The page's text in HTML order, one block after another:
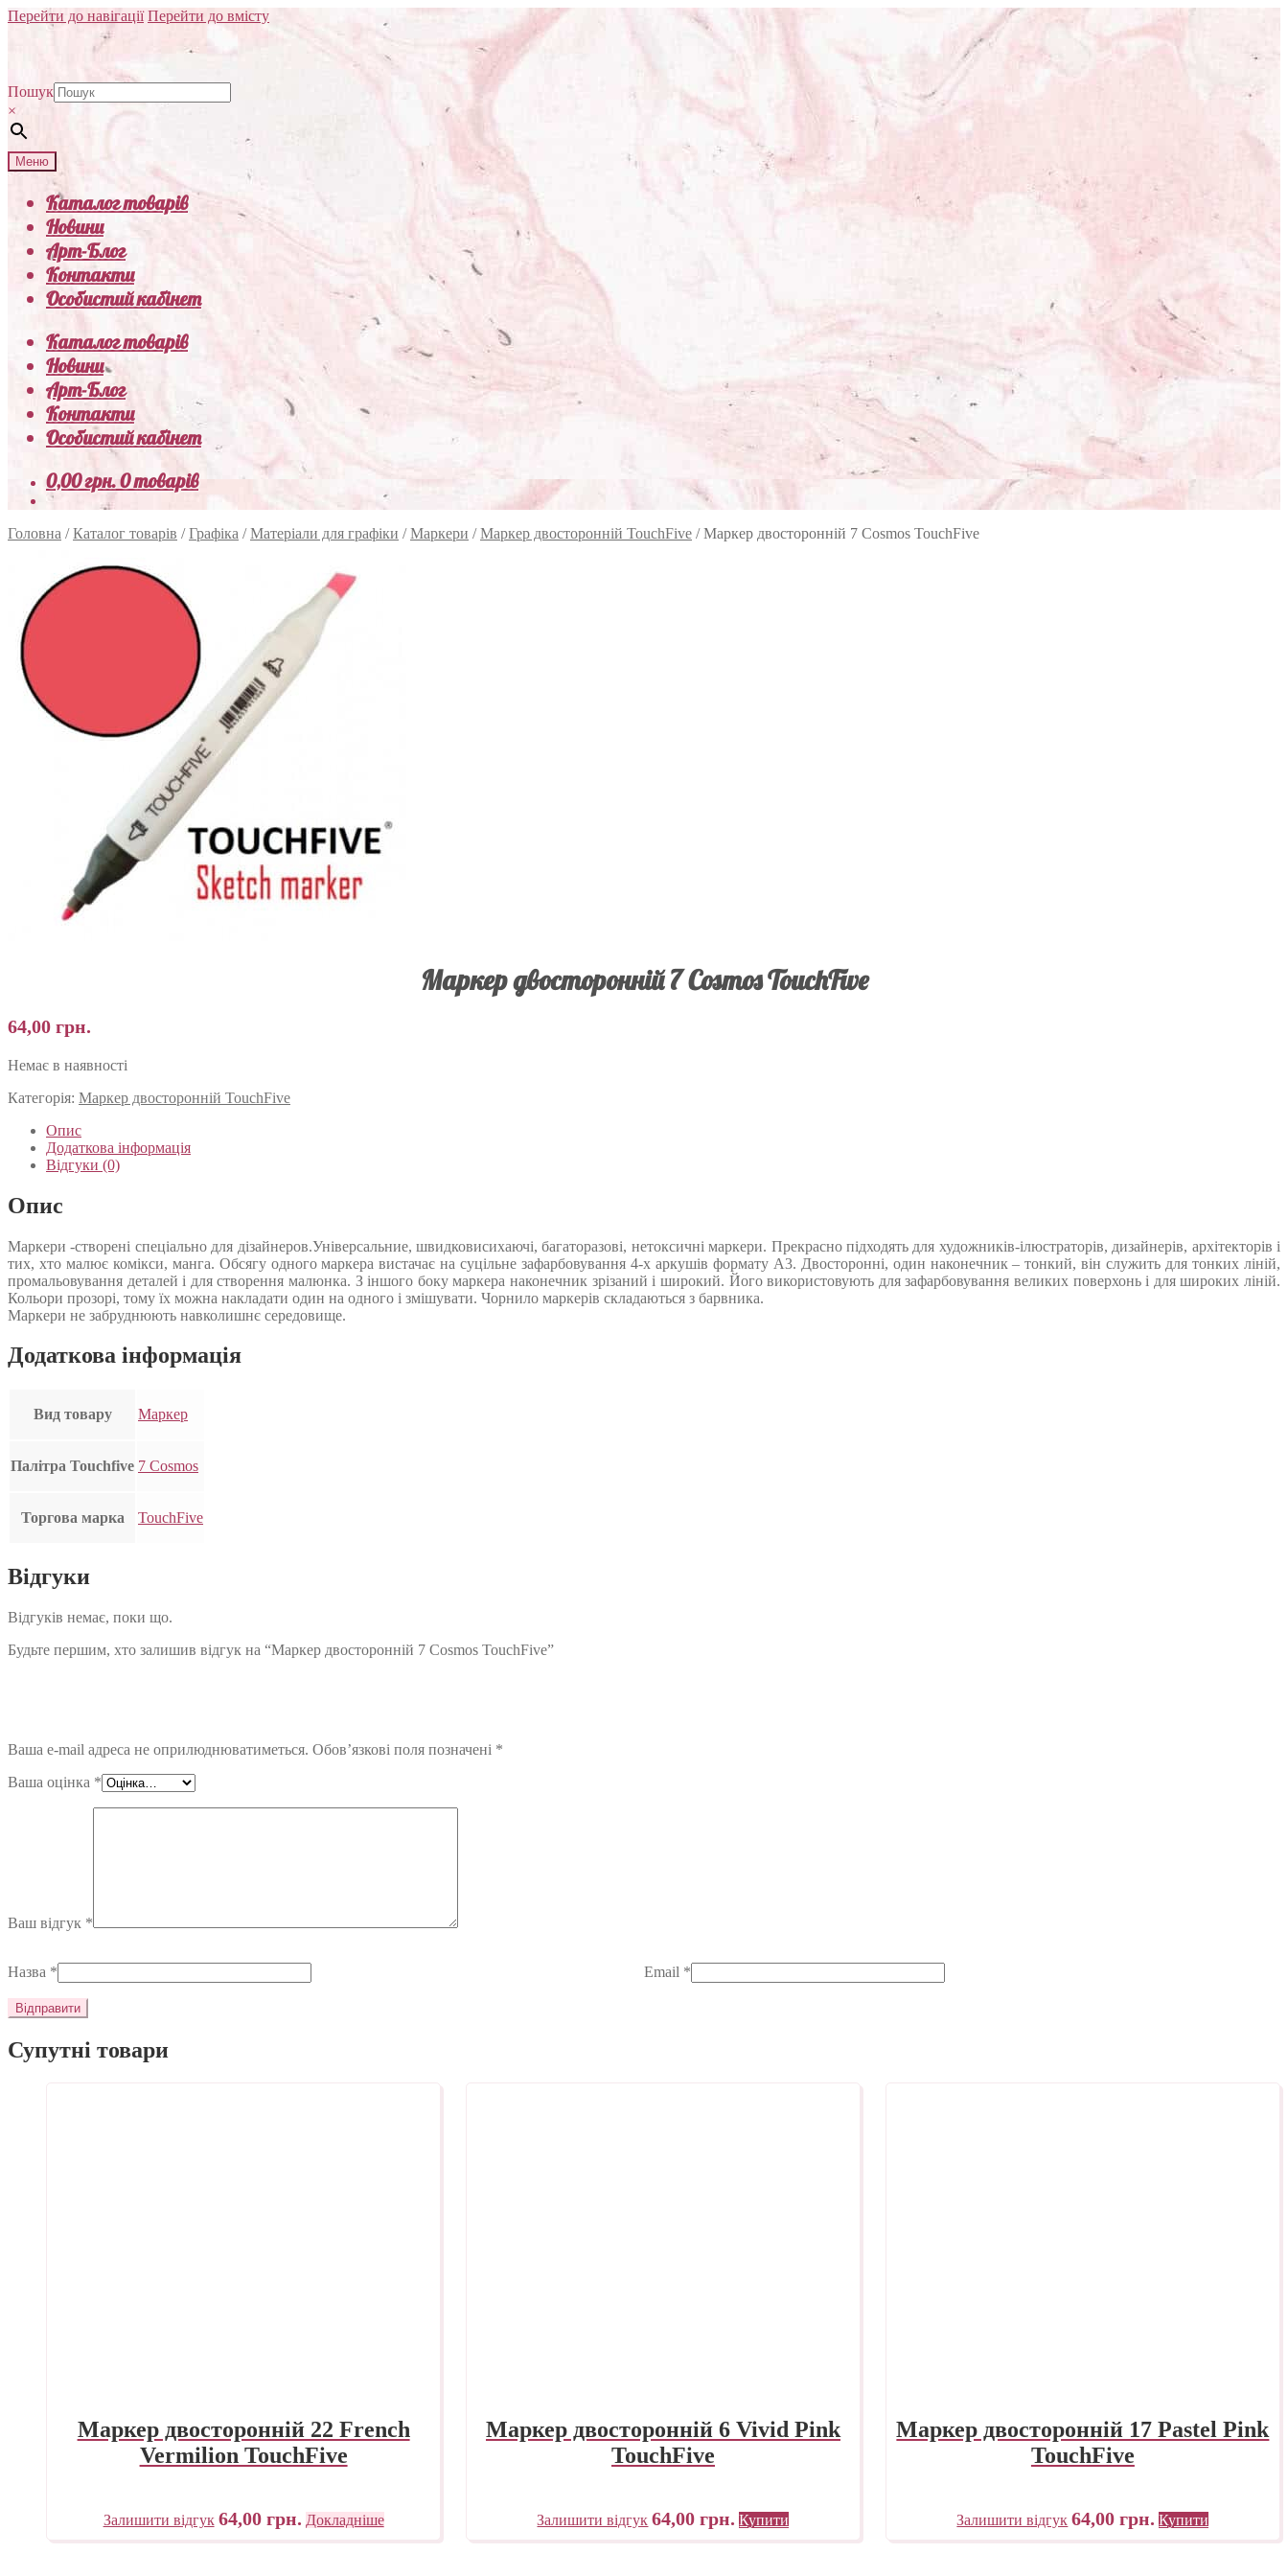
Перейти до навігації Перейти до вмісту
Пошук
×
Меню
Каталог товарів
Новини
Арт-Блог
Контакти
Особистий кабінет
Каталог товарів
Новини
Арт-Блог
Контакти
Особистий кабінет
0,00грн.0 товарів
Головна /Каталог товарів /Графіка /Матеріали для графіки /Маркери /Маркер двосторонній TouchFive /Маркер двосторонній 7 Cosmos TouchFive
Маркер двосторонній 7 Cosmos TouchFive
64,00 грн.
Немає в наявності
Категорія: Маркер двосторонній TouchFive
Опис
Додаткова інформація
Відгуки (0)
Опис
Маркери -створені спеціально для дізайнеров.Універсальние, швидковисихаючі, багаторазові, нетоксичні маркери. Прекрасно підходять для художників-ілюстраторів, дизайнерів, архітекторів і
тих, хто малює комікси, манга. Обсягу одного маркера вистачає на суцільне зафарбовування 4-х аркушів формату А3. Двосторонні, один наконечник – тонкий, він служить для тонких ліній,
промальовування деталей і для створення малюнка. З іншого боку маркера наконечник зрізаний і широкий. Його використовують для зафарбовування великих поверхонь і для широких ліній.
Кольори прозорі, тому їх можна накладати один на одного і змішувати. Чорнило маркерів складаються з барвника.
Маркери не забруднюють навколишнє середовище.
Додаткова інформація
Вид товару Маркер
Палітра Touchfive 7 Cosmos
Торгова марка TouchFive
Відгуки
Відгуків немає, поки що.
Будьте першим, хто залишив відгук на “Маркер двосторонній 7 Cosmos TouchFive”
Ваша e-mail адреса не оприлюднюватиметься. Обов’язкові поля позначені *
Ваша оцінка *
Ваш відгук *
Назва * Email *
Супутні товари
Маркер двосторонній 22 French
Vermilion TouchFive
Залишити відгук 64,00 грн. Докладніше
Маркер двосторонній 6 Vivid Pink
TouchFive
Залишити відгук 64,00грн. Купити
Маркер двосторонній 17 Pastel Pink
TouchFive
Залишити відгук 64,00грн. Купити